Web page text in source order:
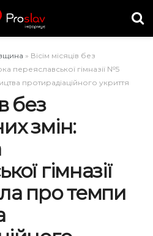
» Вісім місяців без
переяславської гімназії №5
протирадіаційного укриття
без
змін:
гімназії
про темпи